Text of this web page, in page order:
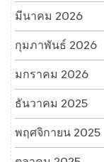
มีนาคม 2026
กุมภาพันธ์ 2026
มกราคม 2026
ธันวาคม 2025
พฤศจิกายน 2025